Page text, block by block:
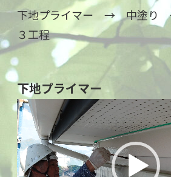
下地プライマー → 中塗
３工程
下地プライマー
動
画
プ
レ
ー